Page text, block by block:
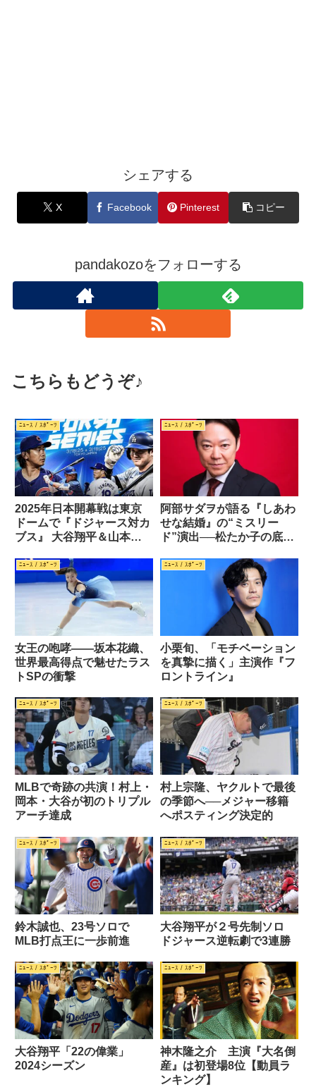
シェアする
X Facebook Pinterest コピー
pandakozoをフォローする
こちらもどうぞ♪
ﾆｭｰｽ / ｽﾎﾟｰﾂ
2025年日本開幕戦は東京
ドームで『ドジャース対カ
ブス』 大谷翔平＆山本由
ﾆｭｰｽ / ｽﾎﾟｰﾂ
阿部サダヲが語る『しあわ
せな結婚』の“ミスリー
ド”演出──松たか子の底知
ﾆｭｰｽ / ｽﾎﾟｰﾂ
女王の咆哮――坂本花織、
世界最高得点で魅せたラス
トSPの衝撃
ﾆｭｰｽ / ｽﾎﾟｰﾂ
小栗旬、「モチベーション
を真摯に描く」主演作『フ
ロントライン』
ﾆｭｰｽ / ｽﾎﾟｰﾂ
MLBで奇跡の共演！村上・
岡本・大谷が初のトリプル
アーチ達成
ﾆｭｰｽ / ｽﾎﾟｰﾂ
村上宗隆、ヤクルトで最後
の季節へ──メジャー移籍
へポスティング決定的
ﾆｭｰｽ / ｽﾎﾟｰﾂ
鈴木誠也、23号ソロで
MLB打点王に一歩前進
ﾆｭｰｽ / ｽﾎﾟｰﾂ
大谷翔平が２号先制ソロ
ドジャース逆転劇で3連勝
ﾆｭｰｽ / ｽﾎﾟｰﾂ
大谷翔平「22の偉業」
2024シーズン
ﾆｭｰｽ / ｽﾎﾟｰﾂ
神木隆之介 主演『大名倒
産』は初登場8位【動員ラ
ンキング】